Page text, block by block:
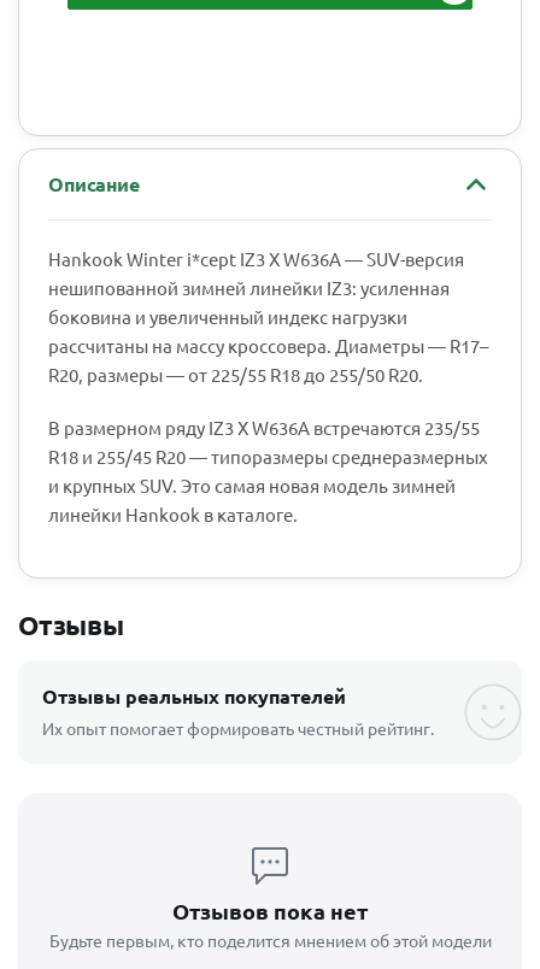
Описание
Hankook Winter i*cept IZ3 X W636A — SUV-версия
нешипованной зимней линейки IZ3: усиленная
боковина и увеличенный индекс нагрузки
рассчитаны на массу кроссовера. Диаметры — R17–
R20, размеры — от 225/55 R18 до 255/50 R20.
В размерном ряду IZ3 X W636A встречаются 235/55
R18 и 255/45 R20 — типоразмеры среднеразмерных
и крупных SUV. Это самая новая модель зимней
линейки Hankook в каталоге.
Отзывы
Отзывы реальных покупателей
Их опыт помогает формировать честный рейтинг.
Отзывов пока нет
Будьте первым, кто поделится мнением об этой модели